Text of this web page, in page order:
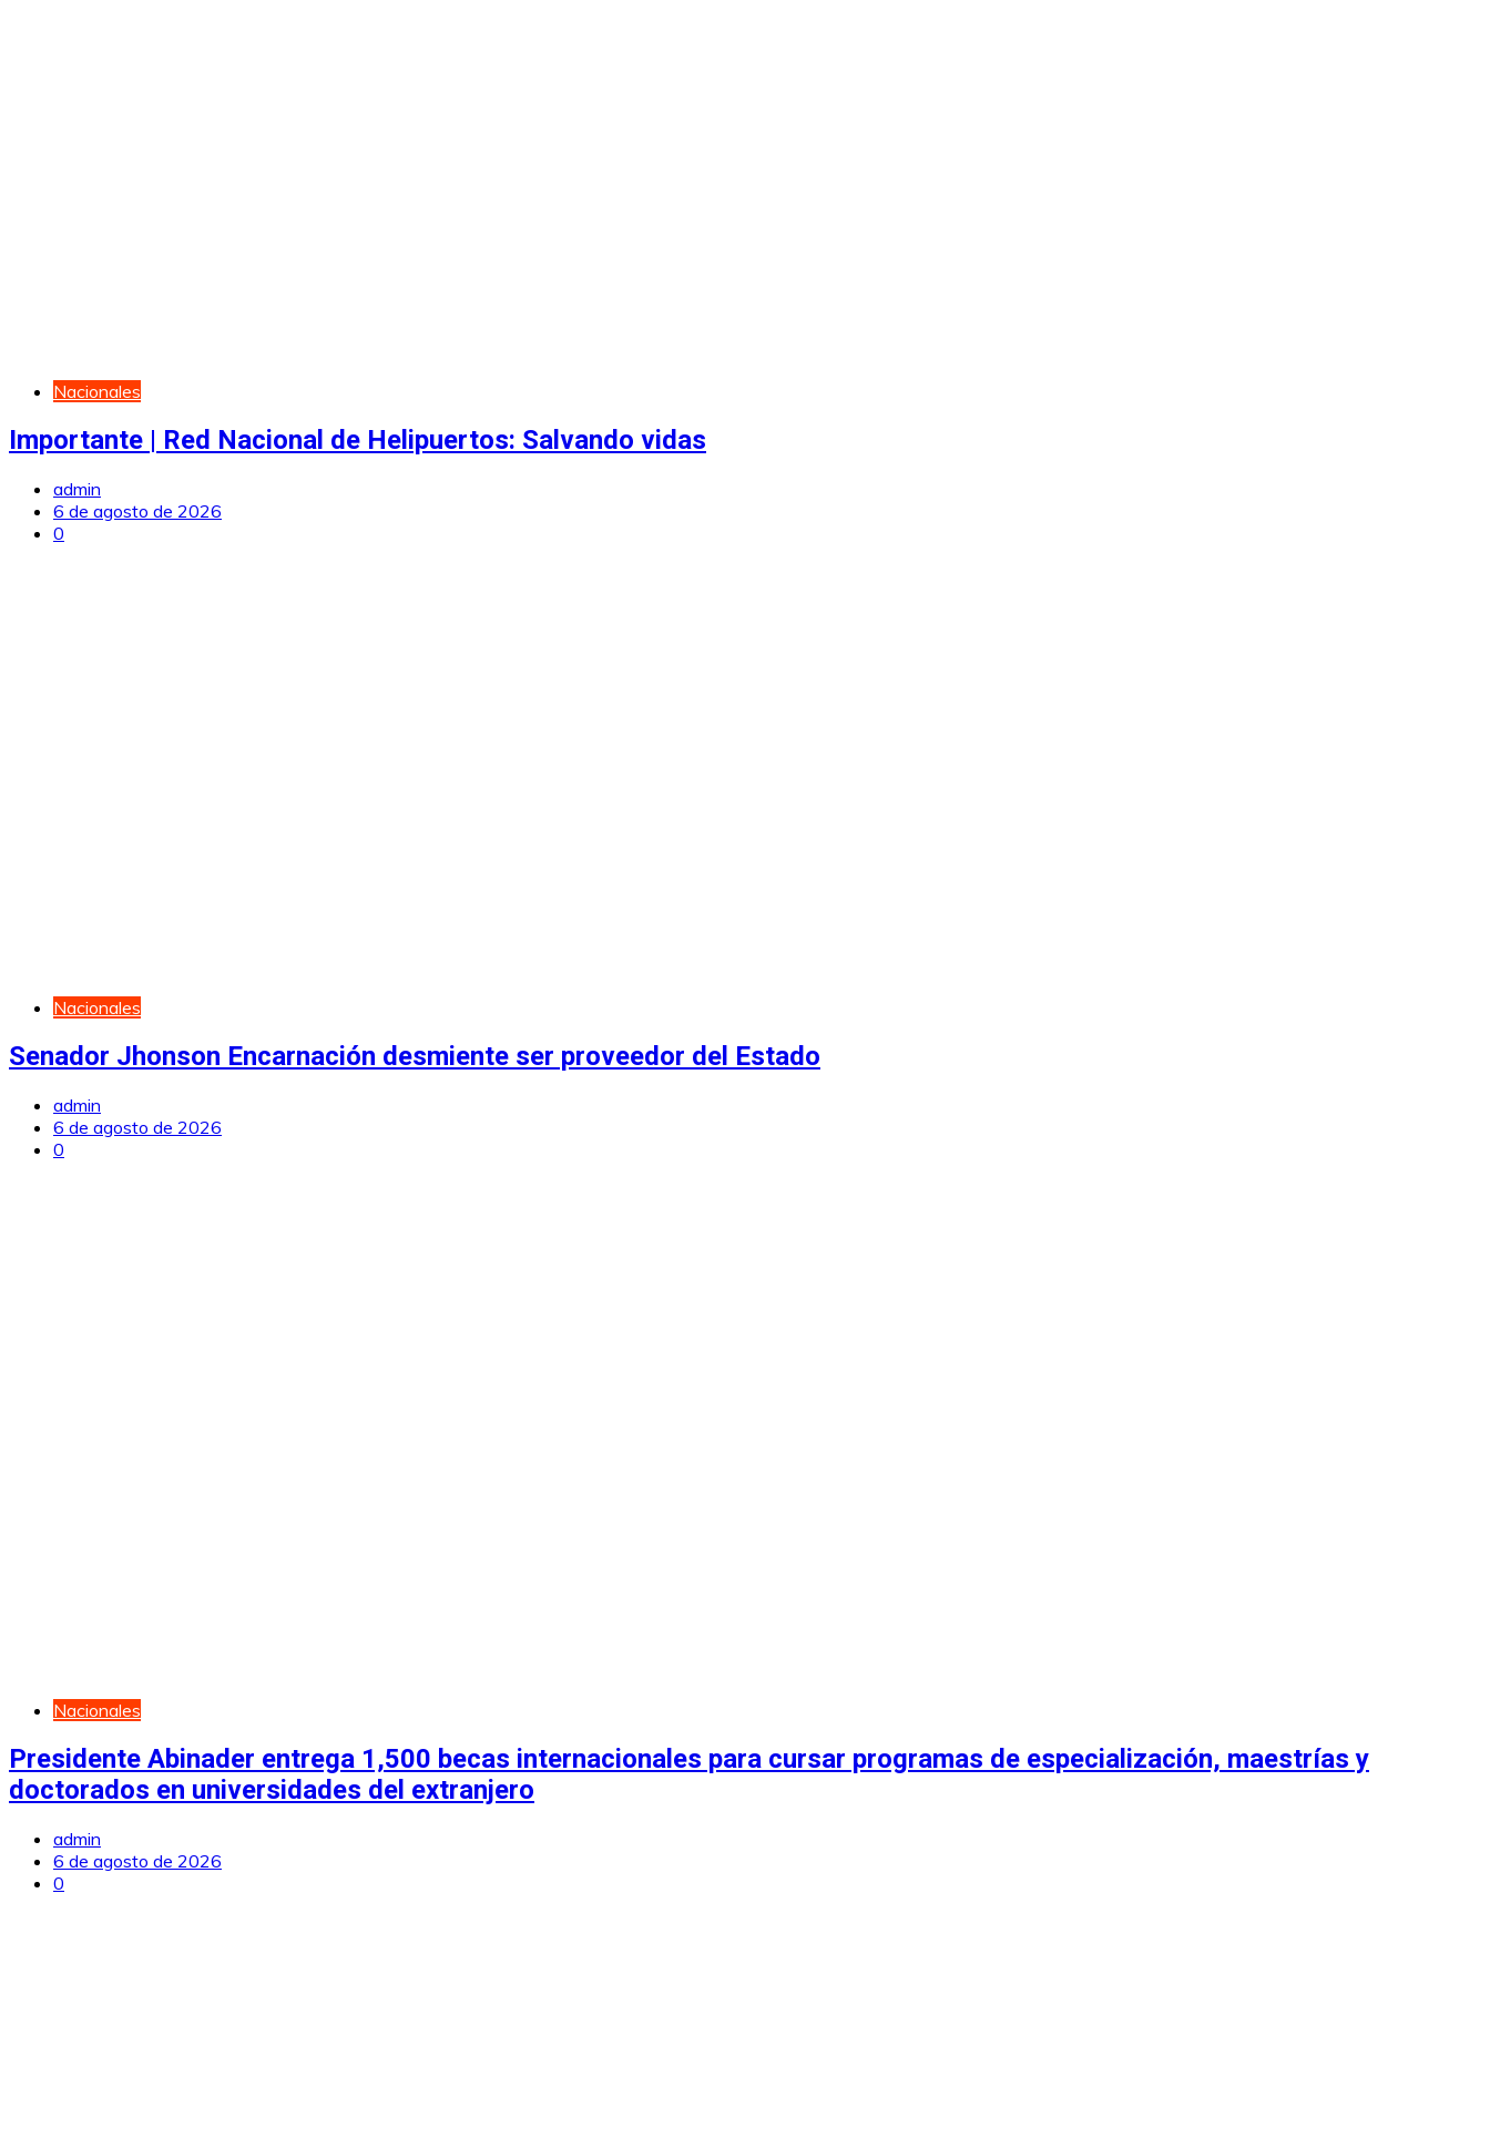
Nacionales
Importante | Red Nacional de Helipuertos: Salvando vidas
admin
6 de agosto de 2026
0
Nacionales
Senador Jhonson Encarnación desmiente ser proveedor del Estado
admin
6 de agosto de 2026
0
Nacionales
Presidente Abinader entrega 1,500 becas internacionales para cursar programas de especialización, maestrías y
doctorados en universidades del extranjero
admin
6 de agosto de 2026
0